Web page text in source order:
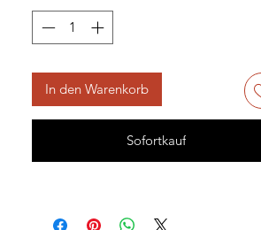
In den Warenkorb
Sofortkauf